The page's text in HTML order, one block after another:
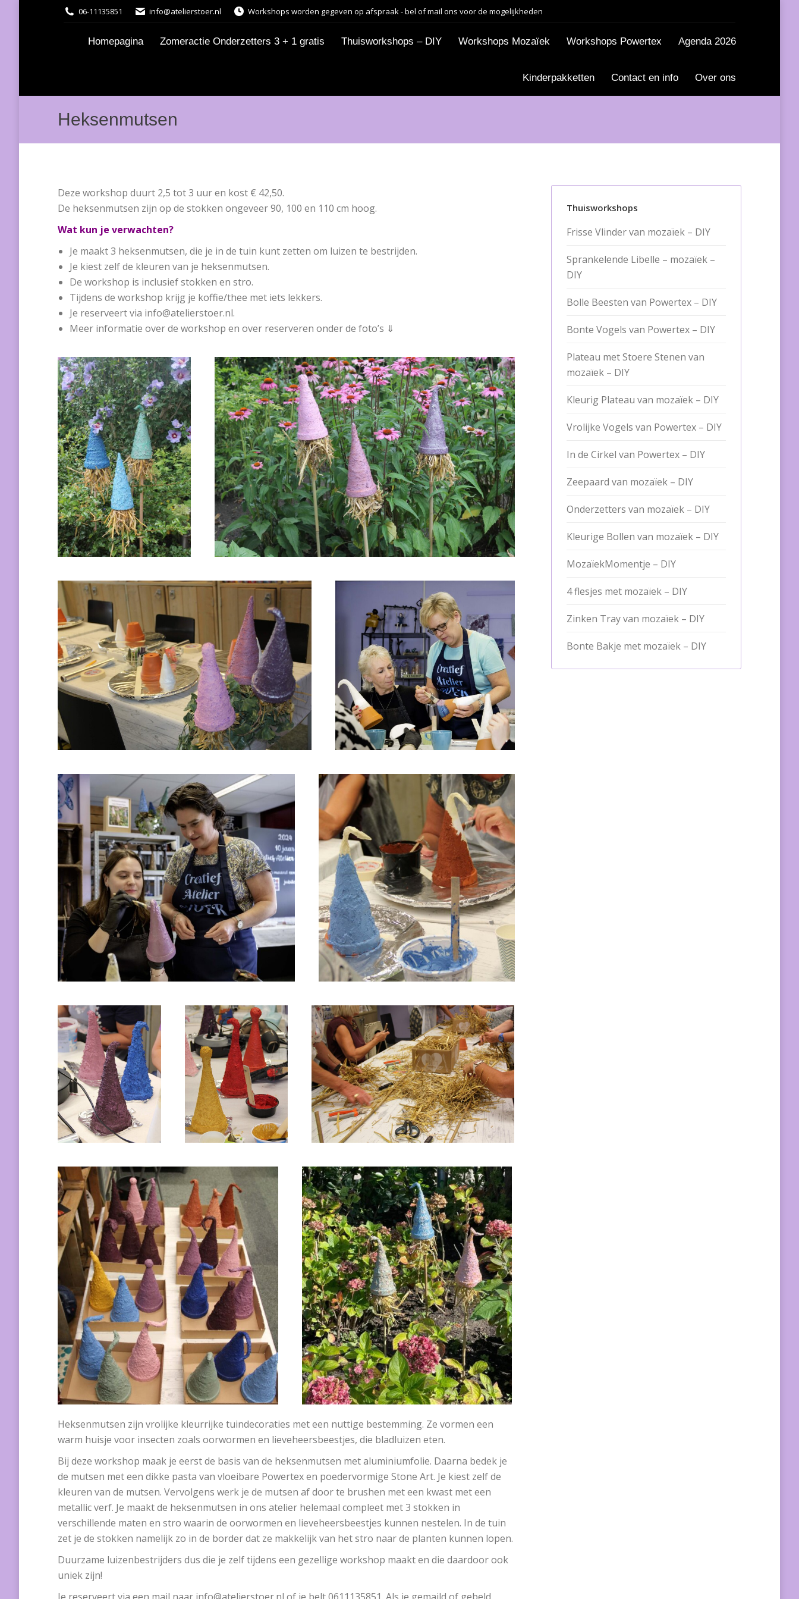
06-11135851 info@atelierstoer.nl Workshops worden gegeven op afspraak - bel of mail ons voor de mogelijkheden
Homepagina Zomeractie Onderzetters 3 + 1 gratis Thuisworkshops – DIY Workshops Mozaïek Workshops Powertex Agenda 2026
Kinderpakketten Contact en info Over ons
Heksenmutsen
Deze workshop duurt 2,5 tot 3 uur en kost € 42,50.
De heksenmutsen zijn op de stokken ongeveer 90, 100 en 110 cm hoog.
Wat kun je verwachten?
Je maakt 3 heksenmutsen, die je in de tuin kunt zetten om luizen te bestrijden.
Je kiest zelf de kleuren van je heksenmutsen.
De workshop is inclusief stokken en stro.
Tijdens de workshop krijg je koffie/thee met iets lekkers.
Je reserveert via info@atelierstoer.nl.
Meer informatie over de workshop en over reserveren onder de foto’s ⇓
Heksenmutsen zijn vrolijke kleurrijke tuindecoraties met een nuttige bestemming. Ze vormen een
warm huisje voor insecten zoals oorwormen en lieveheersbeestjes, die bladluizen eten.
Bij deze workshop maak je eerst de basis van de heksenmutsen met aluminiumfolie. Daarna bedek je
de mutsen met een dikke pasta van vloeibare Powertex en poedervormige Stone Art. Je kiest zelf de
kleuren van de mutsen. Vervolgens werk je de mutsen af door te brushen met een kwast met een
metallic verf. Je maakt de heksenmutsen in ons atelier helemaal compleet met 3 stokken in
verschillende maten en stro waarin de oorwormen en lieveheersbeestjes kunnen nestelen. In de tuin
zet je de stokken namelijk zo in de border dat ze makkelijk van het stro naar de planten kunnen lopen.
Duurzame luizenbestrijders dus die je zelf tijdens een gezellige workshop maakt en die daardoor ook
uniek zijn!
Thuisworkshops
Frisse Vlinder van mozaïek – DIY
Sprankelende Libelle – mozaïek –
DIY
Bolle Beesten van Powertex – DIY
Bonte Vogels van Powertex – DIY
Plateau met Stoere Stenen van
mozaïek – DIY
Kleurig Plateau van mozaïek – DIY
Vrolijke Vogels van Powertex – DIY
In de Cirkel van Powertex – DIY
Zeepaard van mozaïek – DIY
Onderzetters van mozaïek – DIY
Kleurige Bollen van mozaïek – DIY
MozaïekMomentje – DIY
4 flesjes met mozaïek – DIY
Zinken Tray van mozaïek – DIY
Bonte Bakje met mozaïek – DIY